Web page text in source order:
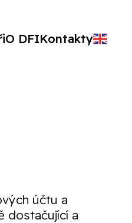
O DFIKontakty
účtu a
dostačující a